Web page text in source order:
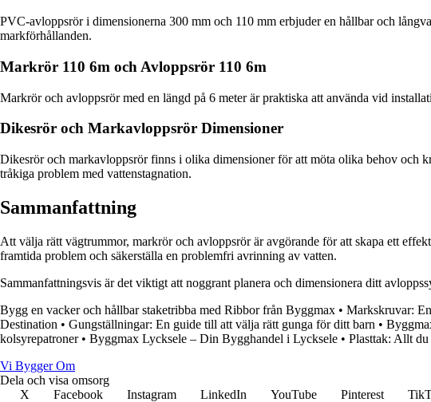
PVC-avloppsrör i dimensionerna 300 mm och 110 mm erbjuder en hållbar och
markförhållanden.
Markrör 110 6m och Avloppsrör 110 6m
Markrör och avloppsrör med en längd på 6 meter är praktiska att använda vid
Dikesrör och Markavloppsrör Dimensioner
Dikesrör och markavloppsrör finns i olika dimensioner för att möta olika behov och
tråkiga problem med vattenstagnation.
Sammanfattning
Att välja rätt vägtrummor, markrör och avloppsrör är avgörande för att skapa ett
framtida problem och säkerställa en problemfri avrinning av vatten.
Sammanfattningsvis är det viktigt att noggrant planera och dimensionera ditt
Bygg en vacker och hållbar staketribba med Ribbor från Byggmax • Markskruvar:
Destination • Gungställningar: En guide till att välja rätt gunga för ditt barn •
kolsyrepatroner• Byggmax Lycksele – Din Bygghandel i Lycksele • Plasttak: Allt
Vi Bygger Om
Dela och visa omsorg
X
Facebook Instagram LinkedIn YouTube Pinterest